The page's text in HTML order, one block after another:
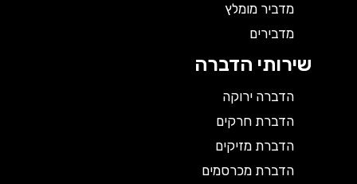
מדביר מומלץ
מדבירים
שירותי הדברה
הדברה ירוקה
הדברת חרקים
הדברת מזיקים
הדברת מכרסמים